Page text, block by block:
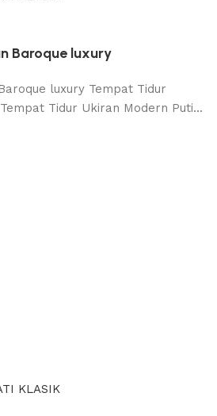
Baroque luxury
luxury Tempat Tidur
Tidur Ukiran Modern Puti...
KLASIK